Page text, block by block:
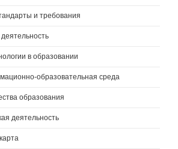
и требования
в образовании
образовательная среда
образования
деятельность